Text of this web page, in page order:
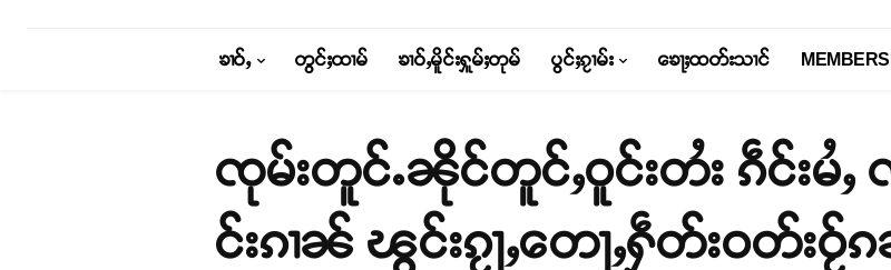
ၶၢဝ်ႇ တွင်ႈထၢမ် ၶၢဝ်ႇမိူင်းႁူမ်ႈတုမ် ပွင်ႈၵႂၢမ်း ၶေႃႈထတ်းသၢင်
ၸုမ်းတူင်ႉၼိုင်တူင်ႇဝူင်းတႆး ၵဵင်းမႆႇ
င်းၵၢၼ် ၽွင်းၵႂႃႇတေႃႇႁဵတ်းဝတ်းဝႂ်